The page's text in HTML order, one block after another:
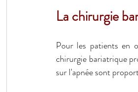
La chirurgie
Pour les patients en
chirurgie bariatrique
sur l'apnée sont